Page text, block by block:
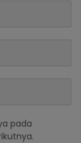
pada